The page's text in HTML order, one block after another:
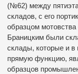
(№62) между
складов, с его
образцом мотовства
Браницким были
склады, которые и
прямую функцию,
образцов